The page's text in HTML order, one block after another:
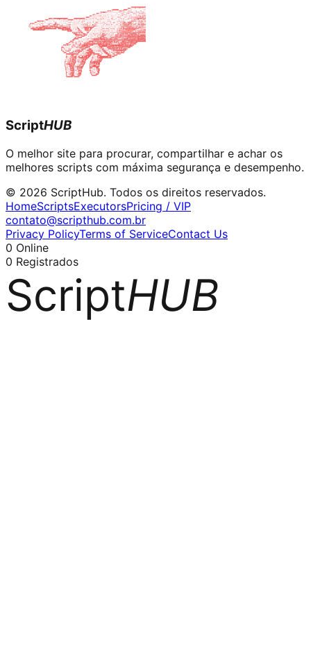
ScriptHUB
O melhor site para procurar, compartilhar e achar os
melhores scripts com máxima segurança e desempenho.
© 2026 ScriptHub. Todos os direitos reservados.
HomeScriptsExecutorsPricing / VIP
contato@scripthub.com.br
Privacy PolicyTerms of ServiceContact Us
0 Online
0 Registrados
ScriptHUB